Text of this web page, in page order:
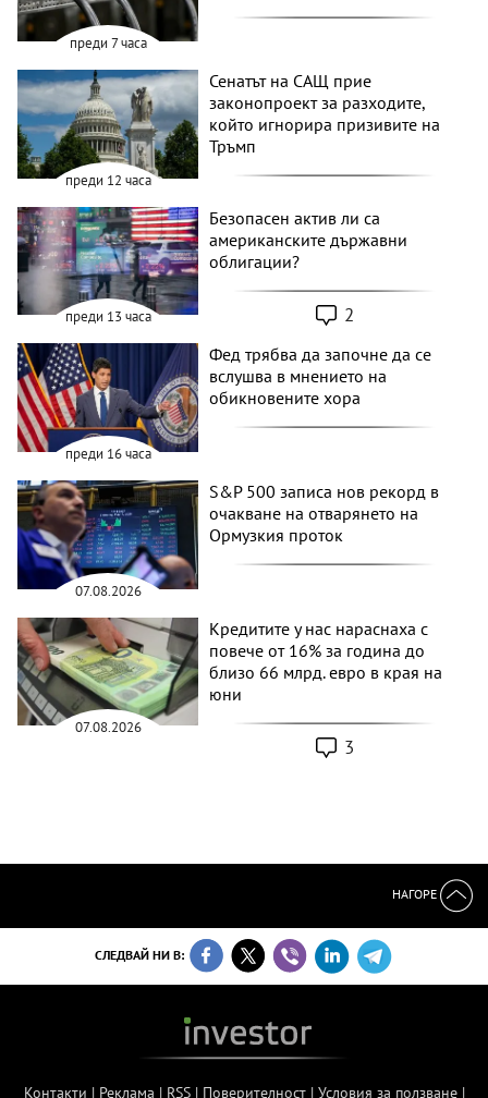
преди 7 часа
преди 12 часа
Сенатът на САЩ прие
законопроект за разходите,
който игнорира призивите на
Тръмп
преди 13 часа
Безопасен актив ли са
американските държавни
облигации?
2
преди 16 часа
Фед трябва да започне да се
вслушва в мнението на
обикновените хора
07.08.2026
S&P 500 записа нов рекорд в
очакване на отварянето на
Ормузкия проток
07.08.2026
Кредитите у нас нараснаха с
повече от 16% за година до
близо 66 млрд. евро в края на
юни
3
НАГОРЕ
СЛЕДВАЙ НИ В:
Контакти | Реклама | RSS| Поверителност| Условия за ползване|